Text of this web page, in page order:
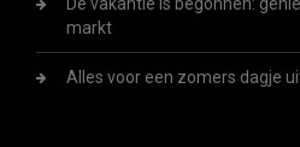
markt
Alles voor een zomers dagje